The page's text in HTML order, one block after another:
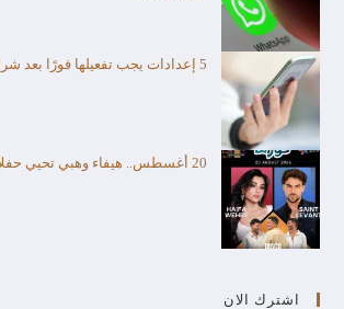
5 إعدادات يجب تفعيلها فورًا بعد شراء آيفون جديد
20 أغسطس.. هيفاء وهبي تحيي حفلا غنائيا في السعودية
اشترك الان